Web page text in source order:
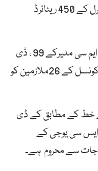
ویسٹ کے 320 اور ڈی ایم سی سینٹرل کے 450 ریٹائرڈ
اسی طرح یہ بھی لکھا گیاہے کہ ڈی ایم سی ملیرکے 99 ، ڈی
ایم سی کورنگی کے 275اورڈسٹرکٹ کونسل کے 26ملازمین کو
خط کے مطابق کے ڈی
32 ،کے ایم ڈی سی کے 11 ، ایس سی یوجی کے